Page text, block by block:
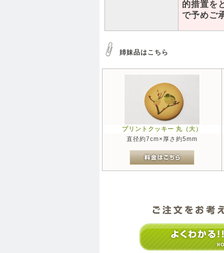
的措置を
で予めご
姉妹品はこちら
プリントクッキー 丸（大）
直径約7cm×厚さ約5mm